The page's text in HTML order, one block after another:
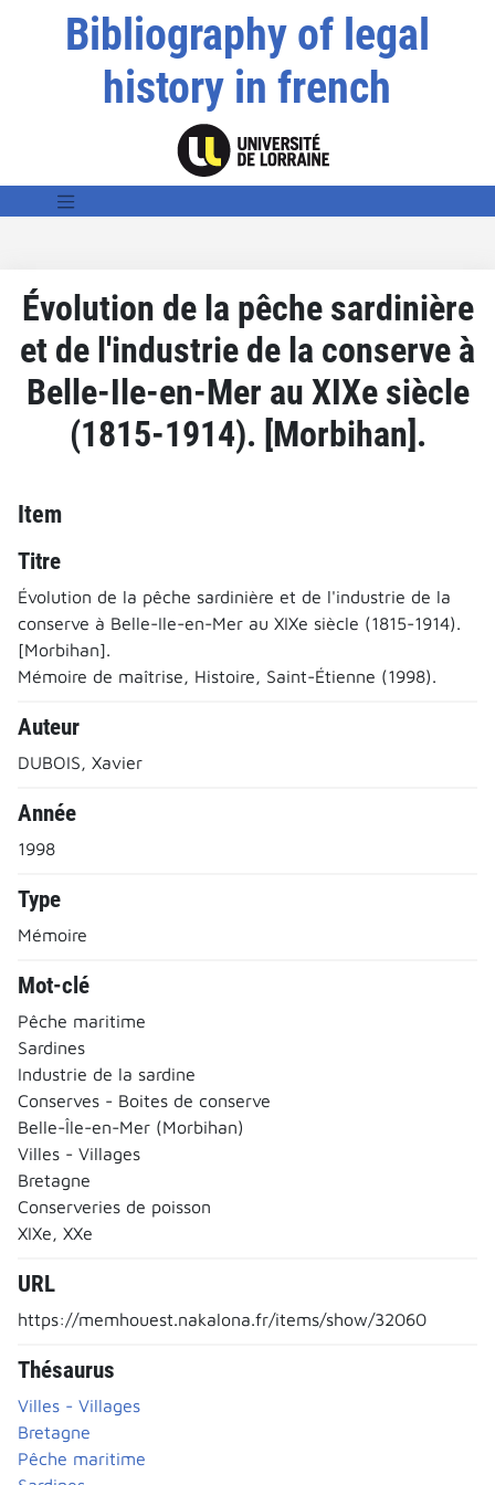
Bibliography of legal
history in french
Évolution de la pêche sardinière
et de l'industrie de la conserve à
Belle-Ile-en-Mer au XIXe siècle
(1815-1914). [Morbihan].
Item
Titre
Évolution de la pêche sardinière et de l'industrie de la
conserve à Belle-Ile-en-Mer au XIXe siècle (1815-1914).
[Morbihan].
Mémoire de maîtrise, Histoire, Saint-Étienne (1998).
Auteur
DUBOIS, Xavier
Année
1998
Type
Mémoire
Mot-clé
Pêche maritime
Sardines
Industrie de la sardine
Conserves - Boites de conserve
Belle-Île-en-Mer (Morbihan)
Villes - Villages
Bretagne
Conserveries de poisson
XIXe, XXe
URL
https://memhouest.nakalona.fr/items/show/32060
Thésaurus
Villes - Villages
Bretagne
Pêche maritime